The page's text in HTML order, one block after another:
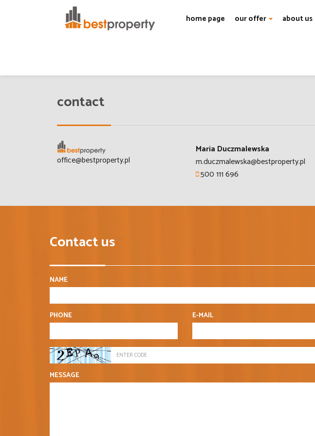
home page our offer about us
contact
office@bestproperty.pl
Maria Duczmalewska
m.duczmalewska@bestproperty.pl
500 111 696
Contact us
NAME
PHONE E-MAIL
MESSAGE